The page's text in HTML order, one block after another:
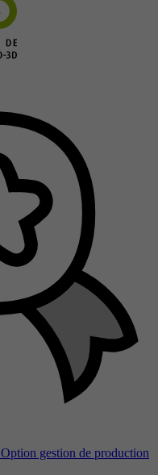
gestion de production